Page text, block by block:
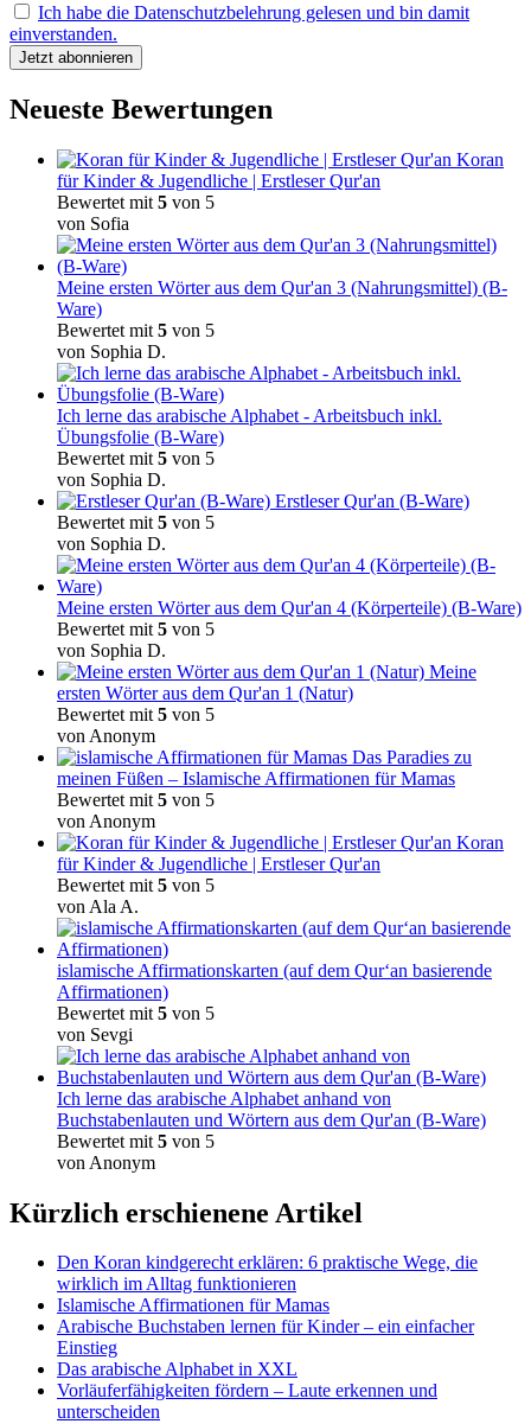
Ich habe die Datenschutzbelehrung gelesen und bin damit
einverstanden.
Neueste Bewertungen
Koran
für Kinder & Jugendliche | Erstleser Qur'an
Bewertet mit 5 von 5
von Sofia
Meine ersten Wörter aus dem Qur'an 3 (Nahrungsmittel) (B-
Ware)
Bewertet mit 5 von 5
von Sophia D.
Ich lerne das arabische Alphabet - Arbeitsbuch inkl.
Übungsfolie (B-Ware)
Bewertet mit 5 von 5
von Sophia D.
Erstleser Qur'an (B-Ware)
Bewertet mit 5 von 5
von Sophia D.
Meine ersten Wörter aus dem Qur'an 4 (Körperteile) (B-Ware)
Bewertet mit 5 von 5
von Sophia D.
Meine
ersten Wörter aus dem Qur'an 1 (Natur)
Bewertet mit 5 von 5
von Anonym
Das Paradies zu
meinen Füßen – Islamische Affirmationen für Mamas
Bewertet mit 5 von 5
von Anonym
Koran
für Kinder & Jugendliche | Erstleser Qur'an
Bewertet mit 5 von 5
von Ala A.
islamische Affirmationskarten (auf dem Qur‘an basierende
Affirmationen)
Bewertet mit 5 von 5
von Sevgi
Ich lerne das arabische Alphabet anhand von
Buchstabenlauten und Wörtern aus dem Qur'an (B-Ware)
Bewertet mit 5 von 5
von Anonym
Kürzlich erschienene Artikel
Den Koran kindgerecht erklären: 6 praktische Wege, die
wirklich im Alltag funktionieren
Islamische Affirmationen für Mamas
Arabische Buchstaben lernen für Kinder – ein einfacher
Einstieg
Das arabische Alphabet in XXL
Vorläuferfähigkeiten fördern – Laute erkennen und
unterscheiden